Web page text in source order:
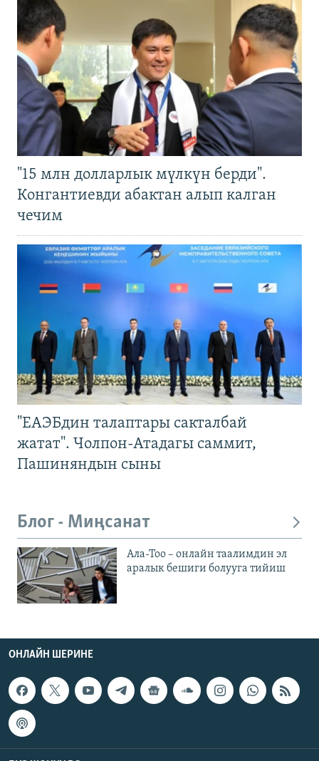
"15 млн долларлык мүлкүн берди".
Конгантиевди абактан алып калган
чечим
"ЕАЭБдин талаптары сакталбай
жатат". Чолпон-Атадагы саммит,
Пашиняндын сыны
Блог - Миңсанат
Ала-Тоо – онлайн таалимдин эл
аралык бешиги болууга тийиш
ОНЛАЙН ШЕРИНЕ